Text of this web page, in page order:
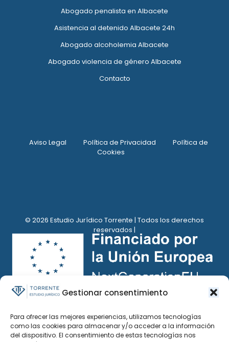
Gestionar consentimiento
Para ofrecer las mejores experiencias, utilizamos tecnologías
como las cookies para almacenar y/o acceder a la información
del dispositivo. El consentimiento de estas tecnologías nos
Abogado penalista en Albacete
Asistencia al detenido Albacete 24h
Abogado alcoholemia Albacete
Abogado violencia de género Albacete
Contacto
Aviso Legal Política de Privacidad
Política de
Cookies
© 2026 Estudio Jurídico Torrente | Todos los derechos
reservados |